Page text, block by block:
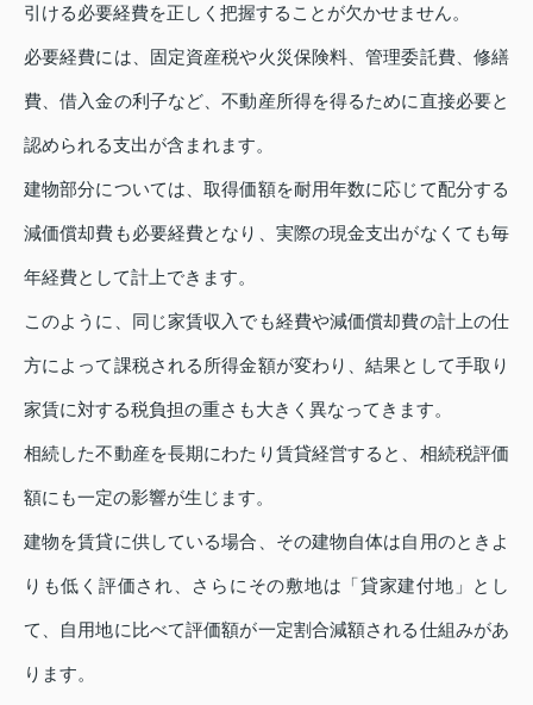
引ける必要経費を正しく把握することが欠かせません。
必要経費には、固定資産税や火災保険料、管理委託費、修繕
費、借入金の利子など、不動産所得を得るために直接必要と
認められる支出が含まれます。
建物部分については、取得価額を耐用年数に応じて配分する
減価償却費も必要経費となり、実際の現金支出がなくても毎
年経費として計上できます。
このように、同じ家賃収入でも経費や減価償却費の計上の仕
方によって課税される所得金額が変わり、結果として手取り
家賃に対する税負担の重さも大きく異なってきます。
相続した不動産を長期にわたり賃貸経営すると、相続税評価
額にも一定の影響が生じます。
建物を賃貸に供している場合、その建物自体は自用のときよ
りも低く評価され、さらにその敷地は「貸家建付地」とし
て、自用地に比べて評価額が一定割合減額される仕組みがあ
ります。